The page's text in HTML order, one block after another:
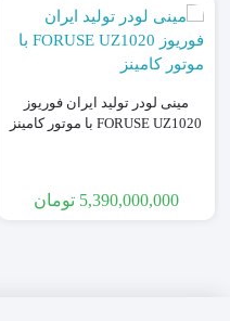
مینی لودر تولید ایران فوریوز
FORUSE UZ1020 با موتور کامینز
5,390,000,000 تومان